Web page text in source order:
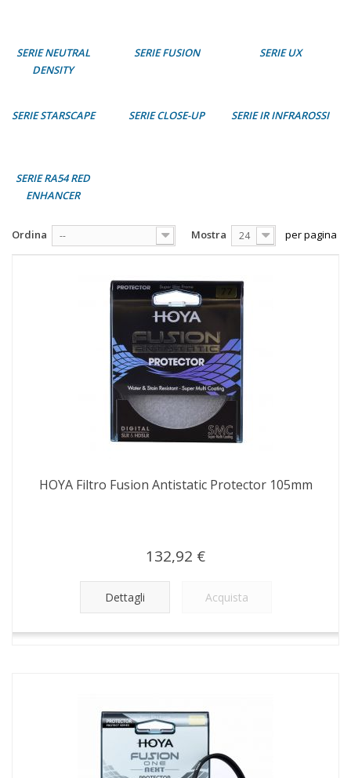
SERIE NEUTRAL
DENSITY
SERIE FUSION SERIE UX
SERIE STARSCAPE SERIE CLOSE-UP SERIE IR INFRAROSSI
SERIE RA54 RED
ENHANCER
Ordina -- Mostra 24 per pagina
HOYA Filtro Fusion Antistatic Protector 105mm
132,92 €
Dettagli Acquista